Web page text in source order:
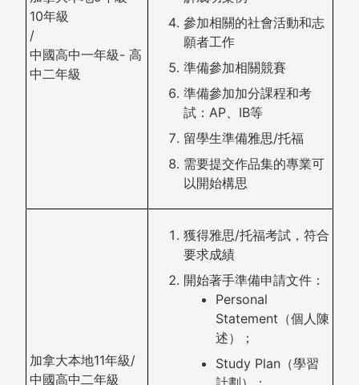
10年級
/
中國高中一年級- 高
中二年級
參加相關的社會活動和志
願者工作
準備參加相關競賽
準備參加加分課程和考
試：AP、IB等
留學生準備雅思/托福
需要提交作品集的專業可
以開始構思
加拿大本地11年級/
中國高中二年級
獲得雅思/托福考試，符合
要求成績
開始著手準備申請文件：
Personal
Statement（個人陳
述）；
Study Plan（學習